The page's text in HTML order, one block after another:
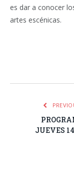
es dar a conocer
artes escénicas.
JUEVES